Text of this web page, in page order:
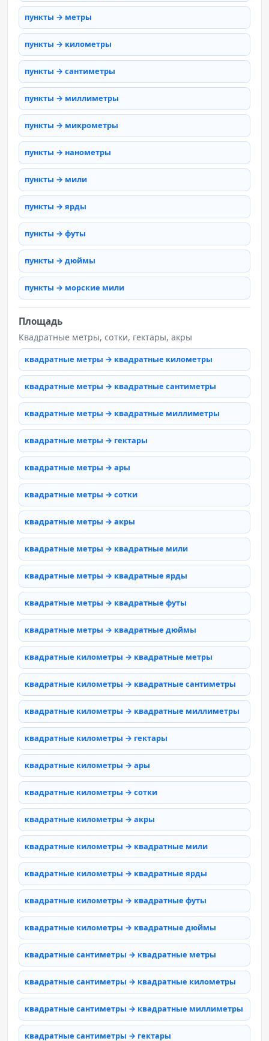
пункты → метры
пункты → километры
пункты → сантиметры
пункты → миллиметры
пункты → микрометры
пункты → нанометры
пункты → мили
пункты → ярды
пункты → футы
пункты → дюймы
пункты → морские мили
Площадь
Квадратные метры, сотки, гектары, акры
квадратные метры → квадратные километры
квадратные метры → квадратные сантиметры
квадратные метры → квадратные миллиметры
квадратные метры → гектары
квадратные метры → ары
квадратные метры → сотки
квадратные метры → акры
квадратные метры → квадратные мили
квадратные метры → квадратные ярды
квадратные метры → квадратные футы
квадратные метры → квадратные дюймы
квадратные километры → квадратные метры
квадратные километры → квадратные сантиметры
квадратные километры → квадратные миллиметры
квадратные километры → гектары
квадратные километры → ары
квадратные километры → сотки
квадратные километры → акры
квадратные километры → квадратные мили
квадратные километры → квадратные ярды
квадратные километры → квадратные футы
квадратные километры → квадратные дюймы
квадратные сантиметры → квадратные метры
квадратные сантиметры → квадратные километры
квадратные сантиметры → квадратные миллиметры
квадратные сантиметры → гектары